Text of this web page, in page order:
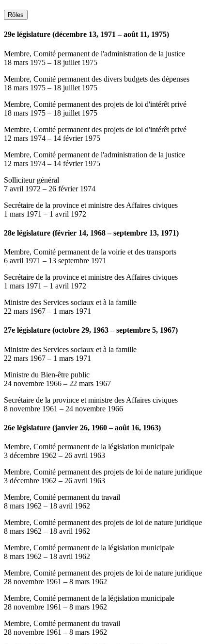
Rôles
29e législature (décembre 13, 1971 – août 11, 1975)
Membre, Comité permanent de l'administration de la justice
18 mars 1975 – 18 juillet 1975
Membre, Comité permanent des divers budgets des dépenses
18 mars 1975 – 18 juillet 1975
Membre, Comité permanent des projets de loi d'intérêt privé
18 mars 1975 – 18 juillet 1975
Membre, Comité permanent des projets de loi d'intérêt privé
12 mars 1974 – 14 février 1975
Membre, Comité permanent de l'administration de la justice
12 mars 1974 – 14 février 1975
Solliciteur général
7 avril 1972 – 26 février 1974
Secrétaire de la province et ministre des Affaires civiques
1 mars 1971 – 1 avril 1972
28e législature (février 14, 1968 – septembre 13, 1971)
Membre, Comité permanent de la voirie et des transports
6 avril 1971 – 13 septembre 1971
Secrétaire de la province et ministre des Affaires civiques
1 mars 1971 – 1 avril 1972
Ministre des Services sociaux et à la famille
22 mars 1967 – 1 mars 1971
27e législature (octobre 29, 1963 – septembre 5, 1967)
Ministre des Services sociaux et à la famille
22 mars 1967 – 1 mars 1971
Ministre du Bien-être public
24 novembre 1966 – 22 mars 1967
Secrétaire de la province et ministre des Affaires civiques
8 novembre 1961 – 24 novembre 1966
26e législature (janvier 26, 1960 – août 16, 1963)
Membre, Comité permanent de la législation municipale
3 décembre 1962 – 26 avril 1963
Membre, Comité permanent des projets de loi de nature juridique
3 décembre 1962 – 26 avril 1963
Membre, Comité permanent du travail
8 mars 1962 – 18 avril 1962
Membre, Comité permanent des projets de loi de nature juridique
8 mars 1962 – 18 avril 1962
Membre, Comité permanent de la législation municipale
8 mars 1962 – 18 avril 1962
Membre, Comité permanent des projets de loi de nature juridique
28 novembre 1961 – 8 mars 1962
Membre, Comité permanent de la législation municipale
28 novembre 1961 – 8 mars 1962
Membre, Comité permanent du travail
28 novembre 1961 – 8 mars 1962